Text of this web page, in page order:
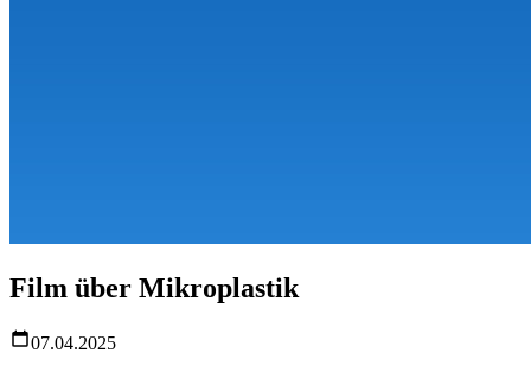
Film über Mikroplastik
07.04.2025